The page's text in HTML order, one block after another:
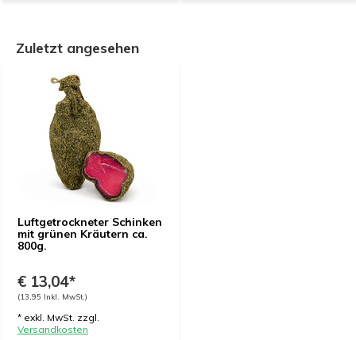
Zuletzt angesehen
Luftgetrockneter Schinken
mit grünen Kräutern ca.
800g.
€ 13,04*
(13,95 Inkl. MwSt.)
* exkl. MwSt. zzgl.
Versandkosten